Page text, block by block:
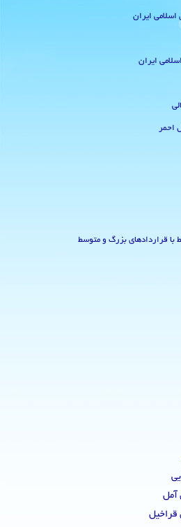
اسلامی ایران
ایران
احمر
با قراردادهای بزرگ و متوسط
آمل
قراخیل